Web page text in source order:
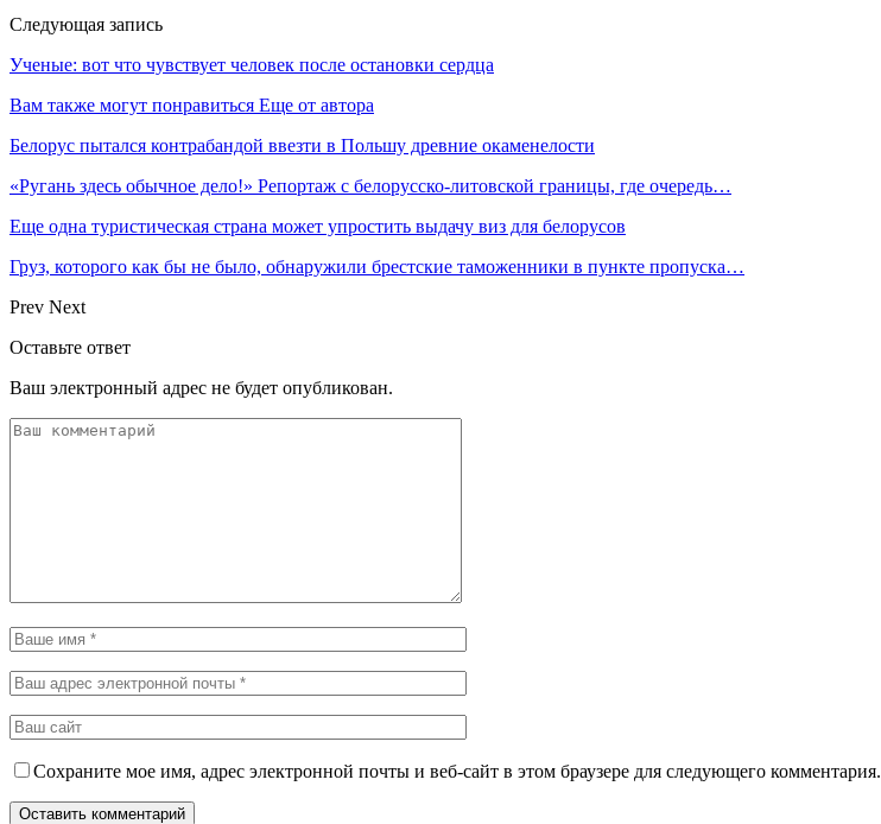
Следующая запись
Ученые: вот что чувствует человек после остановки сердца
Вам также могут понравиться Еще от автора
Белорус пытался контрабандой ввезти в Польшу древние окаменелости
«Ругань здесь обычное дело!» Репортаж с белорусско-литовской границы, где очередь…
Еще одна туристическая страна может упростить выдачу виз для белорусов
Груз, которого как бы не было, обнаружили брестские таможенники в пункте пропуска…
Prev Next
Оставьте ответ
Ваш электронный адрес не будет опубликован.
Сохраните мое имя, адрес электронной почты и веб-сайт в этом браузере для следующего комментария.